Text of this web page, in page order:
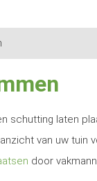
schutting laten
van uw tuin
door